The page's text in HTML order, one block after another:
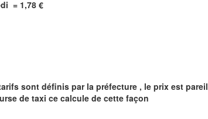
= 1,78 €
sont définis par la préfecture , le prix est pareil
de taxi ce calcule de cette façon